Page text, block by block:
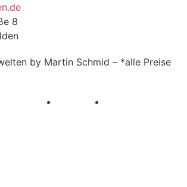
8
by Martin Schmid – *alle Preise
• •